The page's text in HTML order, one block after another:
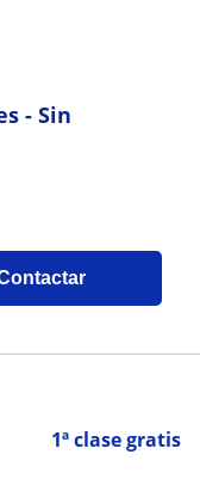
- Sin
1ª clase gratis